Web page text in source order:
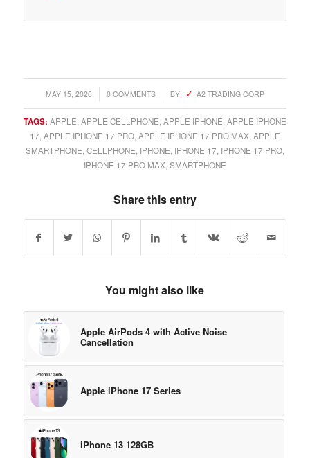
MAY 15, 2026
/ 0 COMMENTS
/ BY A2 TRADING CORP
TAGS: APPLE APPLE CELLPHONE APPLE IPHONE APPLE IPHONE
17 APPLE IPHONE 17 PRO, APPLE IPHONE 17 PRO MAX APPLE
SMARTPHONE CELLPHONE IPHONE IPHONE 17 IPHONE 17 PRO,
IPHONE 17 PRO MAX SMARTPHONE
Share this entry
You might also like
Apple AirPods 4 with Active Noise
Cancellation
Apple iPhone 17 Series
iPhone 13 128GB